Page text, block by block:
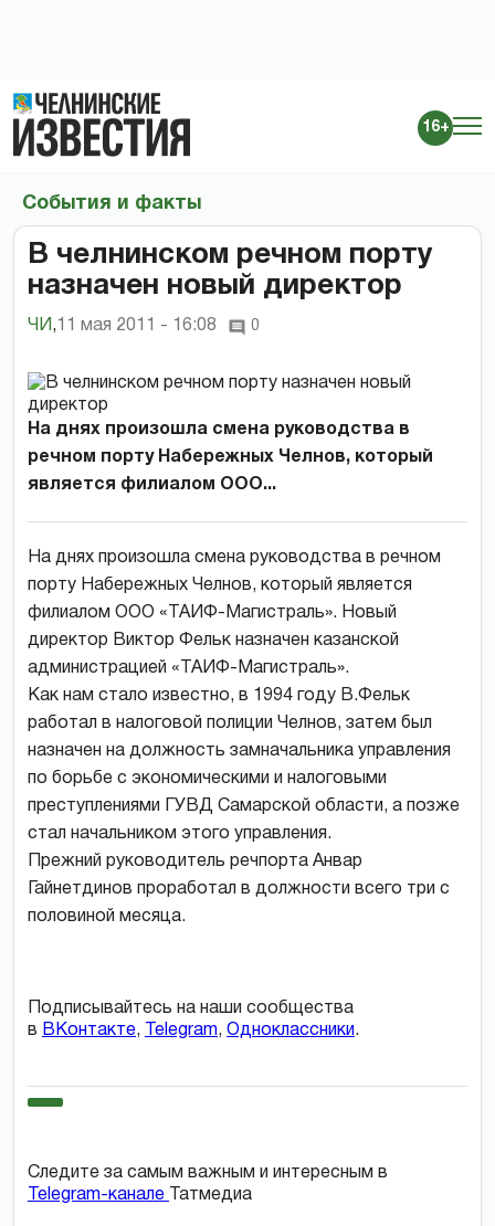
16+
События и факты
В челнинском речном порту
назначен новый директор
ЧИ , 11 мая 2011 - 16:08 0
На днях произошла смена руководства в
речном порту Набережных Челнов, который
является филиалом ООО...
На днях произошла смена руководства в речном
порту Набережных Челнов, который является
филиалом ООО «ТАИФ-Магистраль». Новый
директор Виктор Фельк назначен казанской
администрацией «ТАИФ-Магистраль».
Как нам стало известно, в 1994 году В.Фельк
работал в налоговой полиции Челнов, затем был
назначен на должность замначальника управления
по борьбе с экономическими и налоговыми
преступлениями ГУВД Самарской области, а позже
стал начальником этого управления.
Прежний руководитель речпорта Анвар
Гайнетдинов проработал в должности всего три с
половиной месяца.
Подписывайтесь на наши сообщества
в ВКонтакте, Telegram, Одноклассники.
Следите за самым важным и интересным в
Telegram-канале
Татмедиа